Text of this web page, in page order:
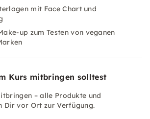
mit Face Chart und
up zum Testen von veganen
Kurs mitbringen solltest
– alle Produkte und
Dir vor Ort zur Verfügung.